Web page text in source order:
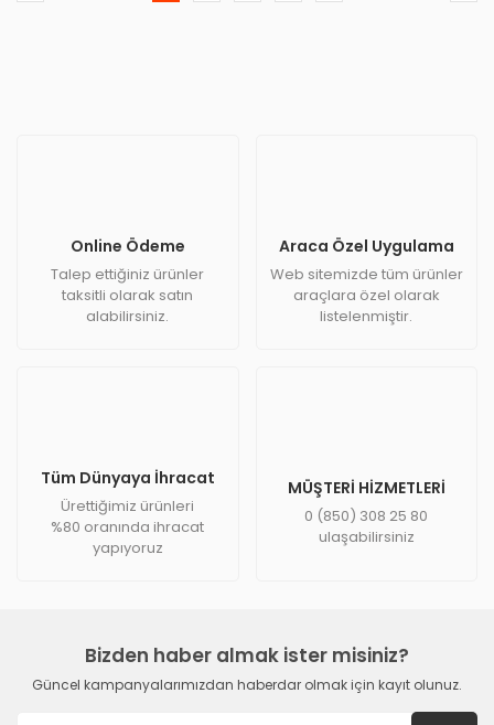
Online Ödeme
Talep ettiğiniz ürünler
taksitli olarak satın
alabilirsiniz.
Araca Özel Uygulama
Web sitemizde tüm ürünler
araçlara özel olarak
listelenmiştir.
Tüm Dünyaya İhracat
Ürettiğimiz ürünleri
%80 oranında ihracat
yapıyoruz
MÜŞTERİ HİZMETLERİ
0 (850) 308 25 80
ulaşabilirsiniz
Bizden haber almak ister misiniz?
Güncel kampanyalarımızdan haberdar olmak için kayıt olunuz.